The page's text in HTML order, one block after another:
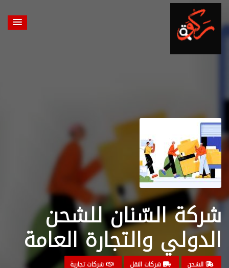
شركة السّنان للشحن
الدولي والتجارة العامة
الشحن شركات النقل شركات تجارية